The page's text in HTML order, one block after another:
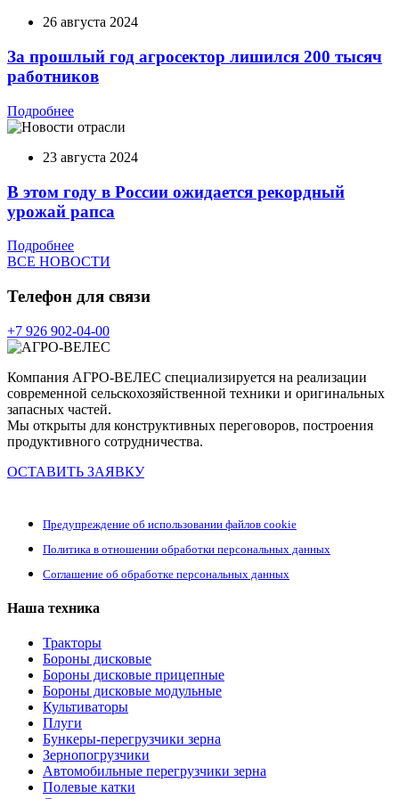
26 августа 2024
За прошлый год агросектор лишился 200 тысяч
работников
Подробнее
23 августа 2024
В этом году в России ожидается рекордный
урожай рапса
Подробнее
ВСЕ НОВОСТИ
Телефон для связи
+7 926 902-04-00
Компания АГРО-ВЕЛЕС специализируется на реализации
современной сельскохозяйственной техники и оригинальных
запасных частей.
Мы открыты для конструктивных переговоров, построения
продуктивного сотрудничества.
ОСТАВИТЬ ЗАЯВКУ
Предупреждение об использовании файлов cookie
Политика в отношении обработки персональных данных
Соглашение об обработке персональных данных
Наша техника
Тракторы
Бороны дисковые
Бороны дисковые прицепные
Бороны дисковые модульные
Культиваторы
Плуги
Бункеры-перегрузчики зерна
Зернопогрузчики
Автомобильные перегрузчики зерна
Полевые катки